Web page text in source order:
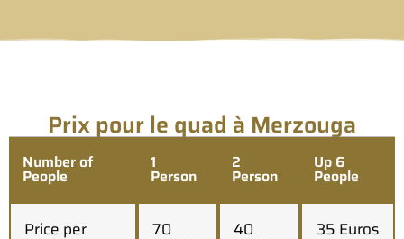
Prix pour le quad à Merzouga
Number of
People
1
Person
2
Person
Up 6
People
Price per 70 40 35 Euros